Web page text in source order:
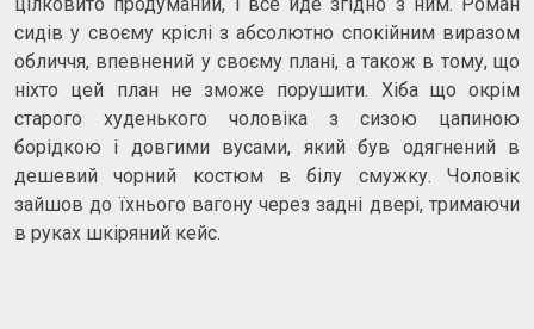
сидів у своєму кріслі з абсолютно спокійним виразом
обличчя, впевнений у своєму плані, а також в тому, що
ніхто цей план не зможе порушити. Хіба що окрім
старого худенького чоловіка з сизою цапиною
борідкою і довгими вусами, який був одягнений в
дешевий чорний костюм в білу смужку. Чоловік
зайшов до їхнього вагону через задні двері, тримаючи
в руках шкіряний кейс.